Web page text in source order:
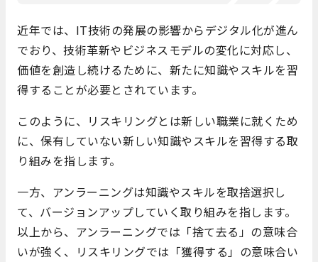
近年では、IT技術の発展の影響からデジタル化が進ん
でおり、技術革新やビジネスモデルの変化に対応し、
価値を創造し続けるために、新たに知識やスキルを習
得することが必要とされています。
このように、リスキリングとは新しい職業に就くため
に、保有していない新しい知識やスキルを習得する取
り組みを指します。
一方、アンラーニングは知識やスキルを取捨選択し
て、バージョンアップしていく取り組みを指します。
以上から、アンラーニングでは「捨て去る」の意味合
いが強く、リスキリングでは「獲得する」の意味合い